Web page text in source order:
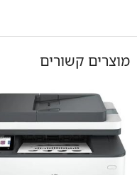
מוצרים קשורים